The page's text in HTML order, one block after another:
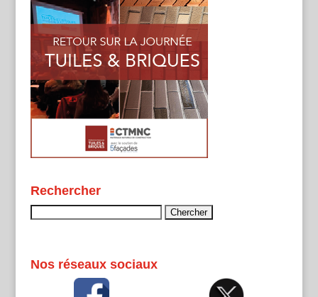
Rechercher
Nos réseaux sociaux